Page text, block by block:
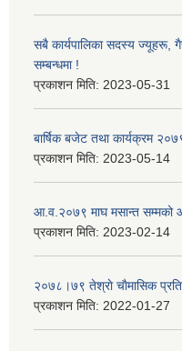
सबै कार्यपालिका सदस्य ज्यूहरू,
सम्बन्धमा !
प्रकाशन मिति: 2023-05-31
बार्षिक बजेट तथा कार्यक्रम
प्रकाशन मिति: 2023-05-14
आ.व.२०७९ माघ मसान्त सम्मको
प्रकाशन मिति: 2023-02-14
२०७८।७९ तेश्राे चाैमासिक
प्रकाशन मिति: 2022-01-27